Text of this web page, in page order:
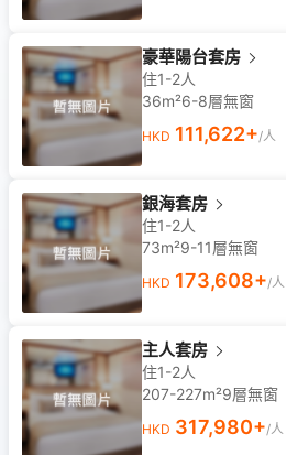
豪華陽台套房
住1-2人
36m²6-8層無窗
HKD 111,622+/人
銀海套房
住1-2人
73m²9-11層無窗
HKD 173,608+/人
主人套房
住1-2人
207-227m²9層無窗
HKD 317,980+/人